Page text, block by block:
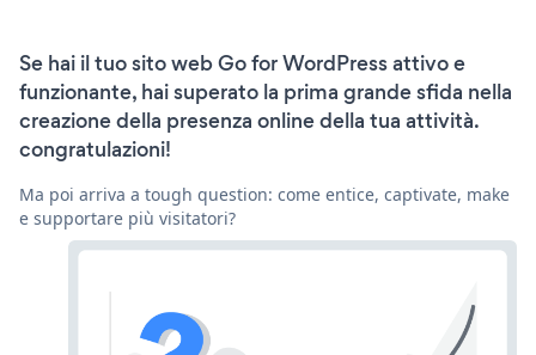
Se hai il tuo sito web Go for WordPress attivo e
funzionante, hai superato la prima grande sfida nella
creazione della presenza online della tua attività.
congratulazioni!
Ma poi arriva a tough question: come entice, captivate, make
e supportare più visitatori?